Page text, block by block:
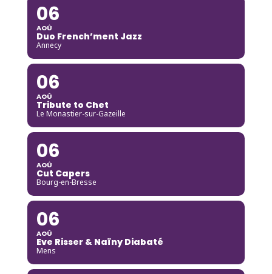
06
AOÛ
Duo French’ment Jazz
Annecy
06
AOÛ
Tribute to Chet
Le Monastier-sur-Gazeille
06
AOÛ
Cut Capers
Bourg-en-Bresse
06
AOÛ
Eve Risser & Naïny Diabaté
Mens